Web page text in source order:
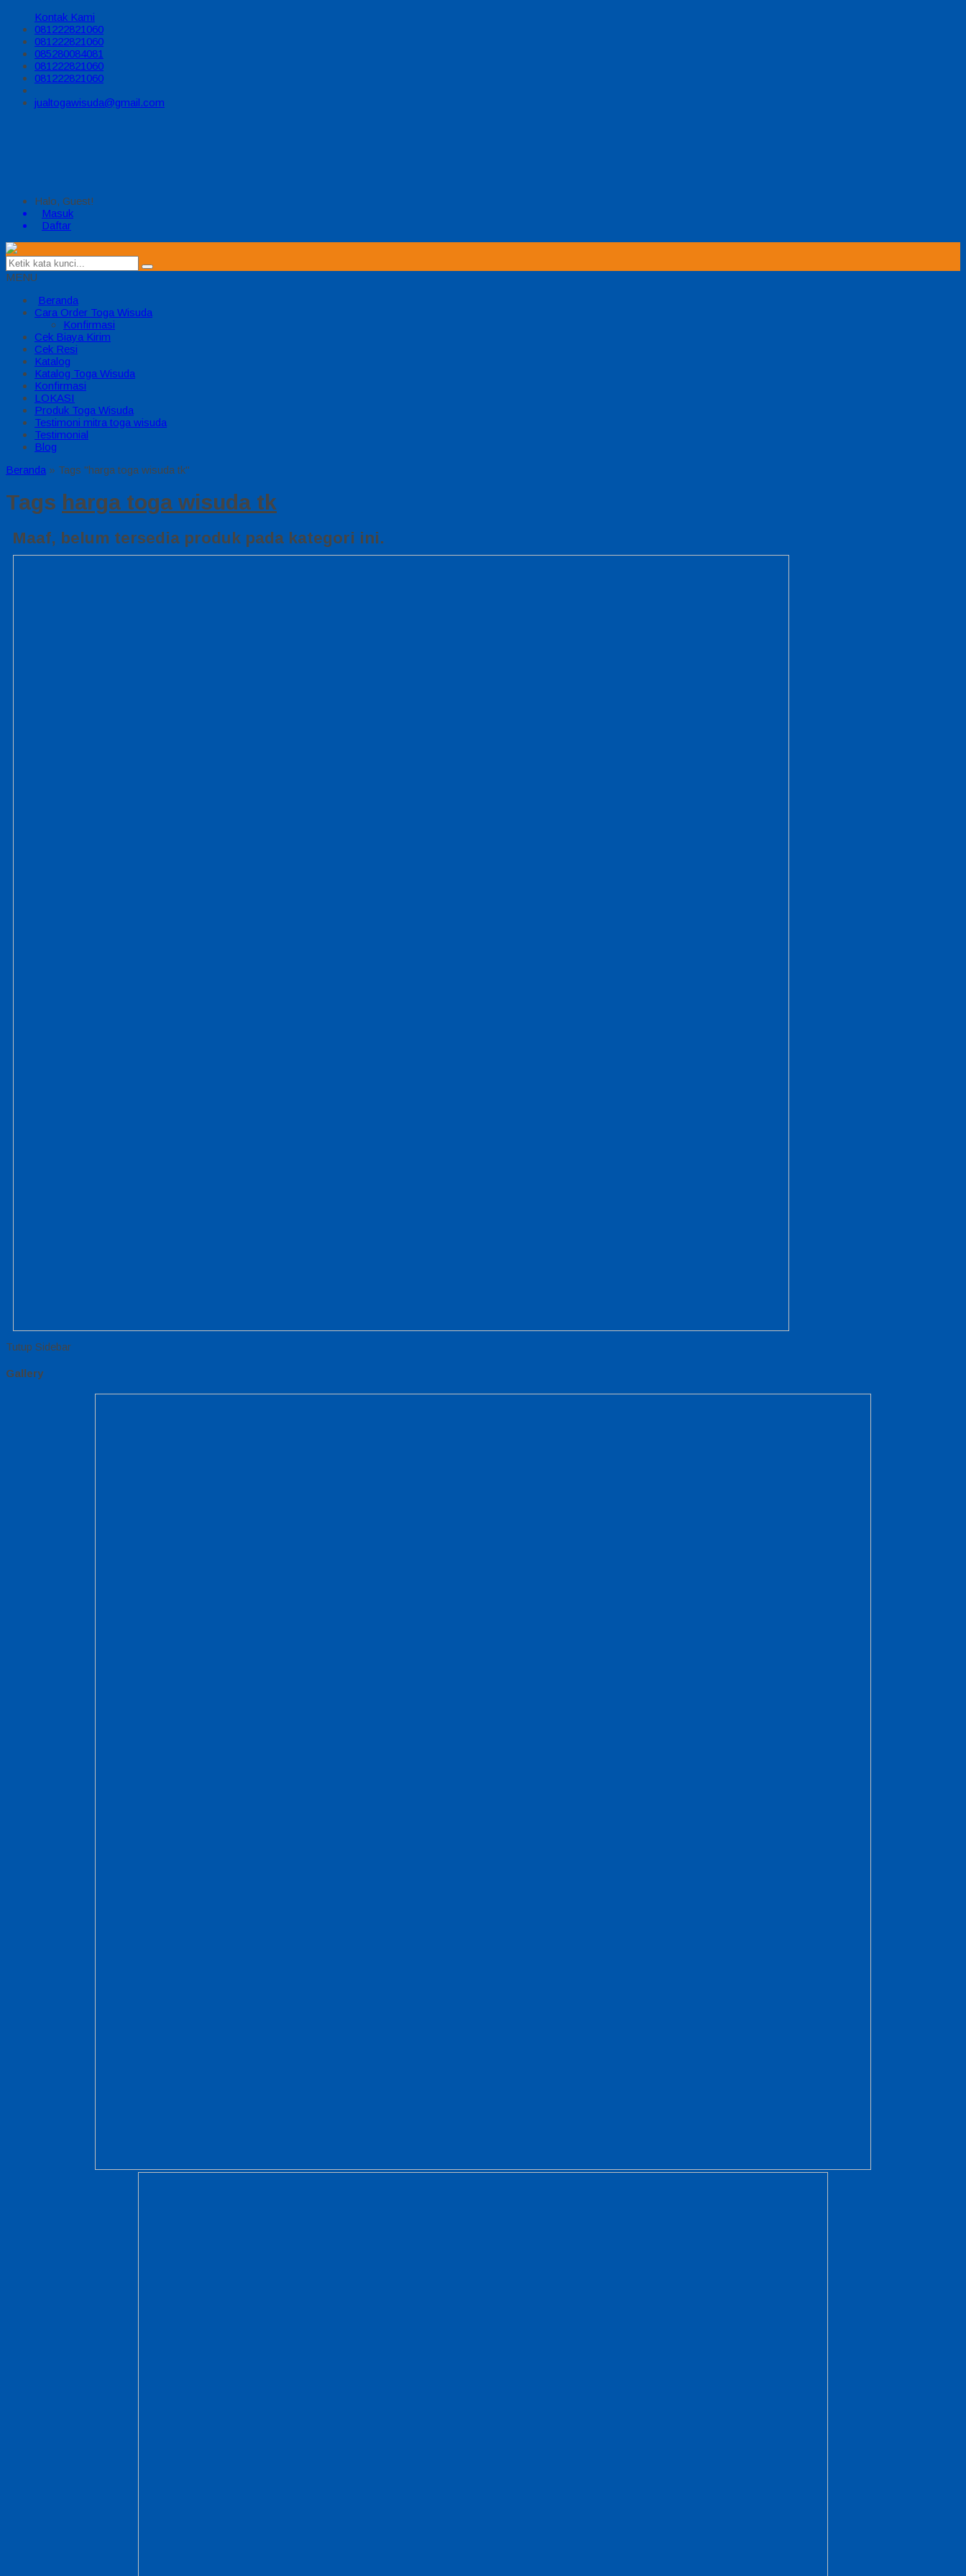
Kontak Kami
081222821060
081222821060
085280084081
081222821060
081222821060
jualtogawisuda@gmail.com
Halo, Guest!
Masuk
Daftar
MENU
Beranda
Cara Order Toga Wisuda
Konfirmasi
Cek Biaya Kirim
Cek Resi
Katalog
Katalog Toga Wisuda
Konfirmasi
LOKASI
Produk Toga Wisuda
Testimoni mitra toga wisuda
Testimonial
Blog
Beranda » Tags "harga toga wisuda tk"
Tags harga toga wisuda tk
Maaf, belum tersedia produk pada kategori ini.
Tutup Sidebar
Gallery